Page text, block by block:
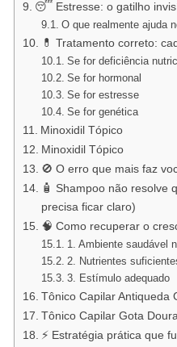
😴 Estresse: o gatilho
O que realmente ajuda
💊 Tratamento correto:
Se for deficiência
Se for hormonal
Se for estresse
Se for genética
Minoxidil Tópico
Minoxidil Tópico
🚫 O erro que mais faz
🧴 Shampoo não resolve
precisa ficar claro)
🧠 Como recuperar o
1. Ambiente saudável
2. Nutrientes
3. Estímulo adequado
Tônico Capilar Antiqueda
Tônico Capilar Gota
⚡ Estratégia prática que